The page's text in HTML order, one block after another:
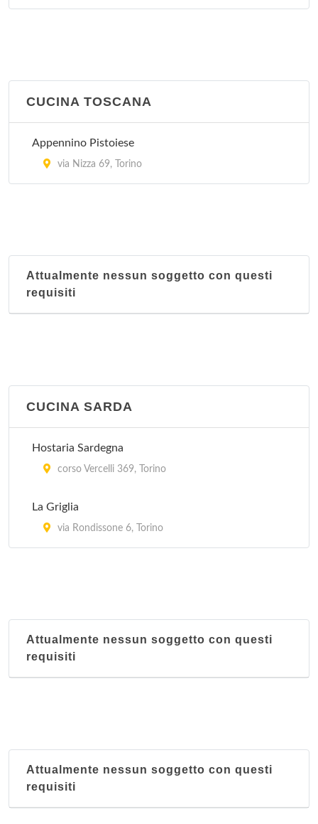
CUCINA TOSCANA
Appennino Pistoiese
via Nizza 69, Torino
Attualmente nessun soggetto con questi
requisiti
CUCINA SARDA
Hostaria Sardegna
corso Vercelli 369, Torino
La Griglia
via Rondissone 6, Torino
Attualmente nessun soggetto con questi
requisiti
Attualmente nessun soggetto con questi
requisiti